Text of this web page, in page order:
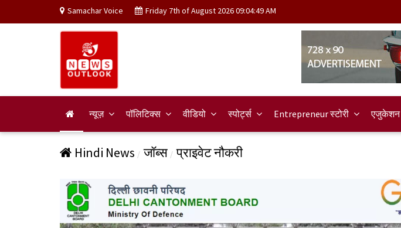
Samachar Voice Friday 7th of August 2026 09:04:49 AM
न्यूज़ पॉलिटिक्स वीडियो स्पोर्ट्स Entrepreneur स्टोरी एजुकेशन
Hindi News जॉब्स प्राइवेट नौकरी